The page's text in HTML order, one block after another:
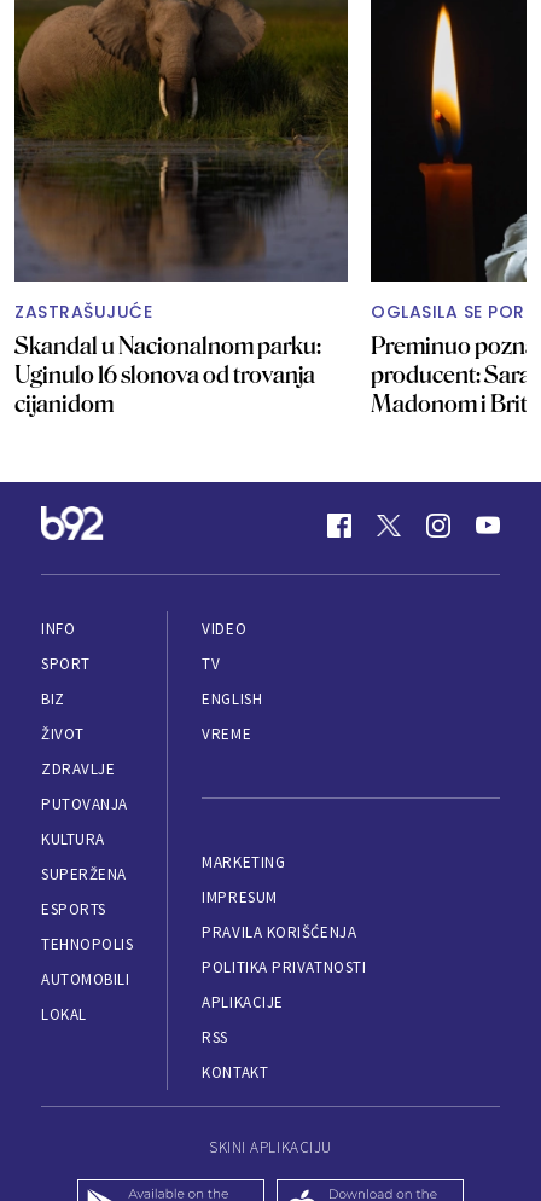
ZASTRAŠUJUĆE
Skandal u Nacionalnom parku:
Uginulo 16 slonova od trovanja
cijanidom
OGLASILA SE
Preminuo
producent:
Madonom i
INFO
SPORT
BIZ
ŽIVOT
ZDRAVLJE
PUTOVANJA
KULTURA
SUPERŽENA
ESPORTS
TEHNOPOLIS
AUTOMOBILI
LOKAL
VIDEO
TV
ENGLISH
VREME
MARKETING
IMPRESUM
PRAVILA KORIŠĆENJA
POLITIKA PRIVATNOSTI
APLIKACIJE
RSS
KONTAKT
SKINI APLIKACIJU